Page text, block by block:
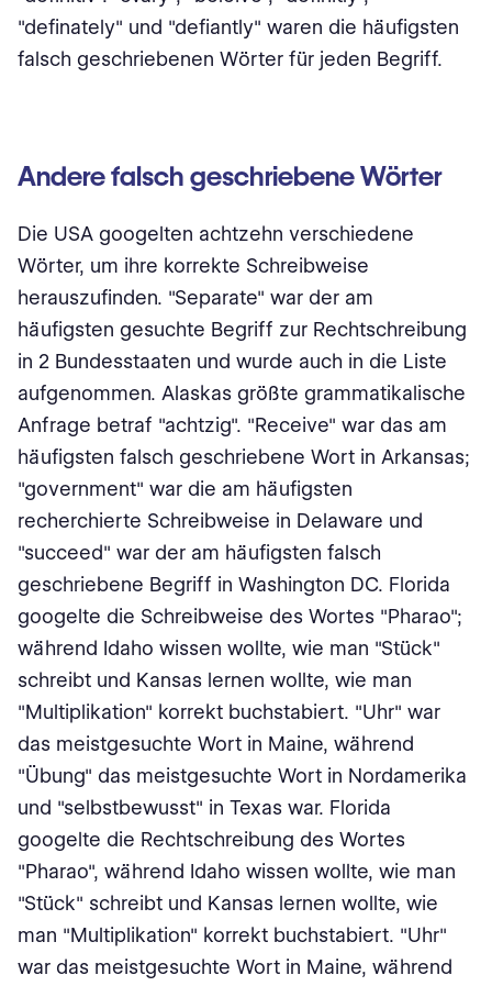
"definately" und "defiantly" waren die häufigsten
falsch geschriebenen Wörter für jeden Begriff.
Andere falsch geschriebene Wörter
Die USA googelten achtzehn verschiedene
Wörter, um ihre korrekte Schreibweise
herauszufinden. "Separate" war der am
häufigsten gesuchte Begriff zur Rechtschreibung
in 2 Bundesstaaten und wurde auch in die Liste
aufgenommen. Alaskas größte grammatikalische
Anfrage betraf "achtzig". "Receive" war das am
häufigsten falsch geschriebene Wort in Arkansas;
"government" war die am häufigsten
recherchierte Schreibweise in Delaware und
"succeed" war der am häufigsten falsch
geschriebene Begriff in Washington DC. Florida
googelte die Schreibweise des Wortes "Pharao";
während Idaho wissen wollte, wie man "Stück"
schreibt und Kansas lernen wollte, wie man
"Multiplikation" korrekt buchstabiert. "Uhr" war
das meistgesuchte Wort in Maine, während
"Übung" das meistgesuchte Wort in Nordamerika
und "selbstbewusst" in Texas war. Florida
googelte die Rechtschreibung des Wortes
"Pharao", während Idaho wissen wollte, wie man
"Stück" schreibt und Kansas lernen wollte, wie
man "Multiplikation" korrekt buchstabiert. "Uhr"
war das meistgesuchte Wort in Maine, während